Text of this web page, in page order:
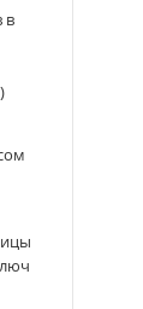
в